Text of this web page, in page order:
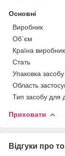
Основні
Виробник
Об`єм
Країна виробник
Стать
Упаковка засобу
Область
Тип засобу для
Приховати
Відгуки про